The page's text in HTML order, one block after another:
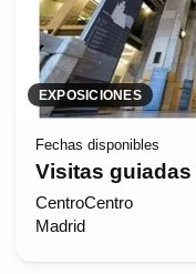
EXPOSICIONES
Fechas disponibles
Visitas
CentroCentro
Madrid